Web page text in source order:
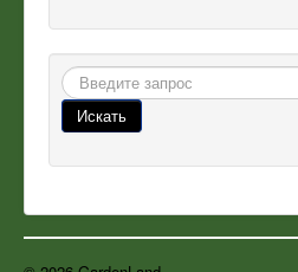
Поиск
Искать